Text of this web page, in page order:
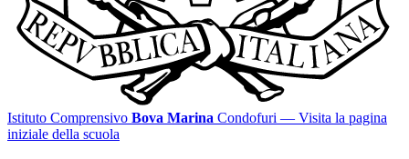
Istituto Comprensivo Bova Marina Condofuri — Visita la pagina
iniziale della scuola